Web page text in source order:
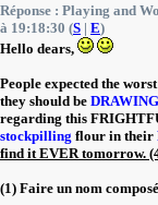
Réponse : Playing and
à 19:18:30 (S | E)
Hello dears,
People expected the
they should be
regarding this
stockpilling flour in their
find it EVER tomorrow.
(1) Faire un nom